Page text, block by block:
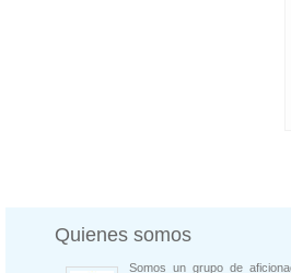
Quienes somos
Somos un grupo de